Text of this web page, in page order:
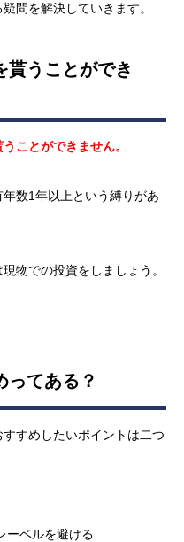
問を解決していきます。
貰うことができ
ことができません。
数1年以上という縛りがあ
物での投資をしましょう。
ってある？
すめしたいポイントは二つ
ーベルを避ける